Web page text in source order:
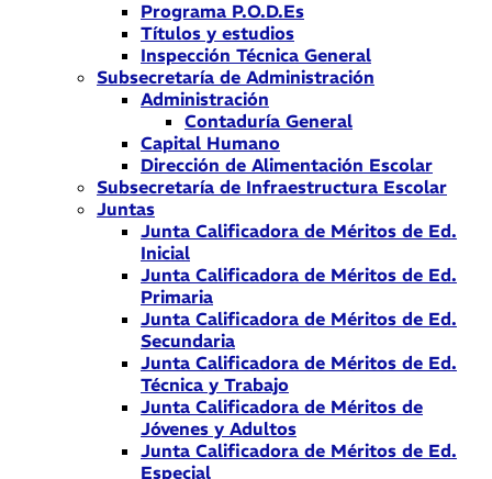
Programa P.O.D.Es
Títulos y estudios
Inspección Técnica General
Subsecretaría de Administración
Administración
Contaduría General
Capital Humano
Dirección de Alimentación Escolar
Subsecretaría de Infraestructura Escolar
Juntas
Junta Calificadora de Méritos de Ed.
Inicial
Junta Calificadora de Méritos de Ed.
Primaria
Junta Calificadora de Méritos de Ed.
Secundaria
Junta Calificadora de Méritos de Ed.
Técnica y Trabajo
Junta Calificadora de Méritos de
Jóvenes y Adultos
Junta Calificadora de Méritos de Ed.
Especial